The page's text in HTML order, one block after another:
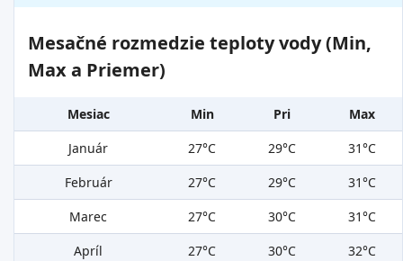
Mesačné rozmedzie teploty vody (Min,
Max a Priemer)
Mesiac Min Pri
Max
Január
27°C 29°C
31°C
Február
27°C 29°C
31°C
Marec
27°C 30°C
31°C
Apríl
27°C 30°C
32°C